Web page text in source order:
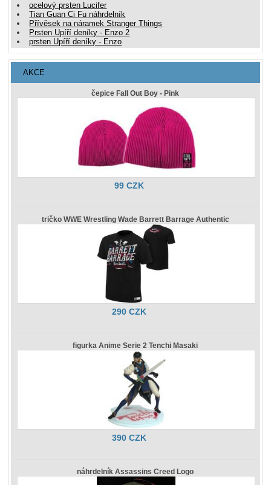
ocelový prsten Lucifer
Tian Guan Ci Fu náhrdelník
Přívěsek na náramek Stranger Things
Prsten Upíří deníky - Enzo 2
prsten Upíří deníky - Enzo
AKCE
čepice Fall Out Boy - Pink
99 CZK
tričko WWE Wrestling Wade Barrett Barrage Authentic
290 CZK
figurka Anime Serie 2 Tenchi Masaki
390 CZK
náhrdelník Assassins Creed Logo